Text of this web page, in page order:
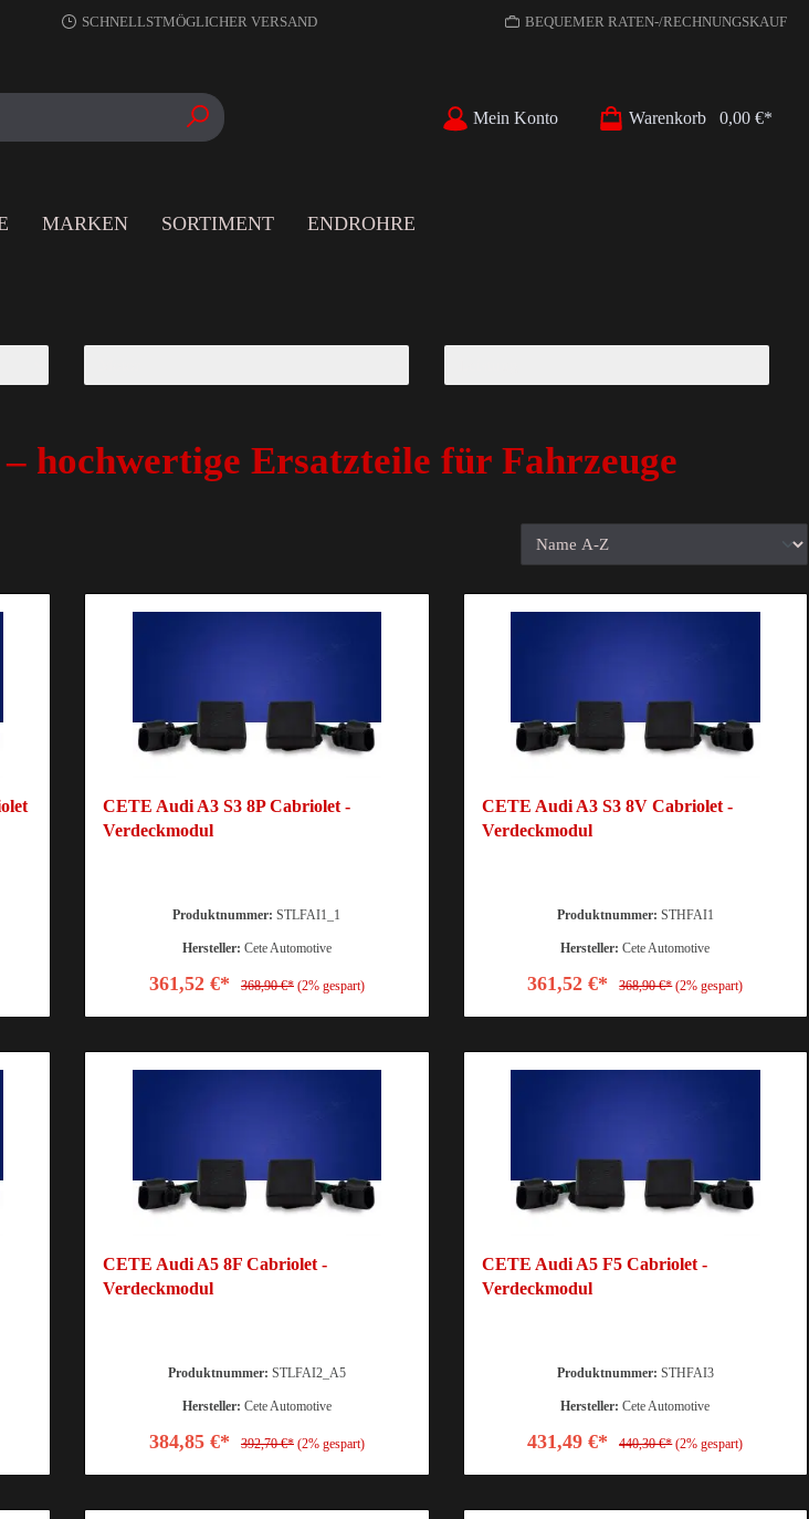
SCHNELLSTMÖGLICHER VERSAND BEQUEMER RATEN-/RECHNUNGSKAUF
Mein Konto Warenkorb 0,00 €*
MARKEN SORTIMENT ENDROHRE
hochwertige Ersatzteile für Fahrzeuge
CETE Audi A3 S3 8P Cabriolet -
Verdeckmodul
Produktnummer:STLFAI1_1
Hersteller: Cete Automotive
361,52 €* 368,90 €* (2% gespart)
CETE Audi A3 S3 8V Cabriolet -
Verdeckmodul
Produktnummer: STHFAI1
Hersteller:Cete Automotive
361,52 €* 368,90 €* (2% gespart)
CETE Audi A5 8F Cabriolet -
Verdeckmodul
Produktnummer: STLFAI2_A5
Hersteller: Cete Automotive
384,85 €* 392,70 €* (2% gespart)
CETE Audi A5 F5 Cabriolet -
Verdeckmodul
Produktnummer: STHFAI3
Hersteller:Cete Automotive
431,49 €* 440,30 €* (2% gespart)